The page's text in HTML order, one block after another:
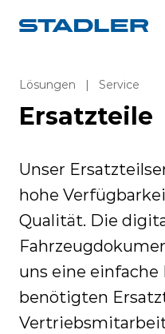
Zulieferer
Downloads
Lösungen
InnoTrans
Lösungen | Service
Ersatzteile
Unser
hohe
Qualität. Die
uns eine
benötigten